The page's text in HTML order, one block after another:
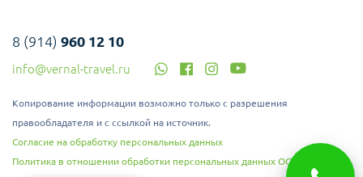
8 (914) 960 12 10
info@vernal-travel.ru
Копирование информации возможно только с разрешения
правообладателя и с ссылкой на источник.
Согласие на обработку персональных данных
Политика в отношении обработки персональных данных ООО "Верналь"